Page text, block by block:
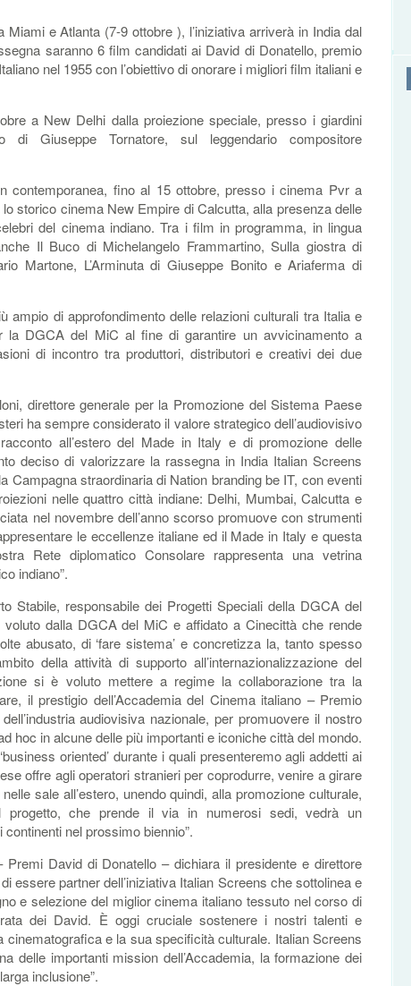
e Atlanta (7-9 ottobre ), l’iniziativa arriverà in India dal
saranno 6 film candidati ai David di Donatello, premio
nel 1955 con l’obiettivo di onorare i migliori film italiani e
a New Delhi dalla proiezione speciale, presso i giardini
di Giuseppe Tornatore, sul leggendario compositore
contemporanea, fino al 15 ottobre, presso i cinema Pvr a
storico cinema New Empire di Calcutta, alla presenza delle
del cinema indiano. Tra i film in programma, in lingua
Il Buco di Michelangelo Frammartino, Sulla giostra di
Martone, L’Arminuta di Giuseppe Bonito e Ariaferma di
ampio di approfondimento delle relazioni culturali tra Italia e
la DGCA del MiC al fine di garantire un avvicinamento a
di incontro tra produttori, distributori e creativi dei due
direttore generale per la Promozione del Sistema Paese
ha sempre considerato il valore strategico dell’audiovisivo
all’estero del Made in Italy e di promozione delle
deciso di valorizzare la rassegna in India Italian Screens
Campagna straordinaria di Nation branding be IT, con eventi
nelle quattro città indiane: Delhi, Mumbai, Calcutta e
nel novembre dell’anno scorso promuove con strumenti
le eccellenze italiane ed il Made in Italy e questa
Rete diplomatico Consolare rappresenta una vetrina
indiano”.
Stabile, responsabile dei Progetti Speciali della DGCA del
dalla DGCA del MiC e affidato a Cinecittà che rende
abusato, di ‘fare sistema’ e concretizza la, tanto spesso
della attività di supporto all’internazionalizzazione del
si è voluto mettere a regime la collaborazione tra la
il prestigio dell’Accademia del Cinema italiano – Premio
audiovisiva nazionale, per promuovere il nostro
hoc in alcune delle più importanti e iconiche città del mondo.
oriented’ durante i quali presenteremo agli addetti ai
offre agli operatori stranieri per coprodurre, venire a girare
sale all’estero, unendo quindi, alla promozione culturale,
progetto, che prende il via in numerosi sedi, vedrà un
nel prossimo biennio”.
Premi David di Donatello – dichiara il presidente e direttore
essere partner dell’iniziativa Italian Screens che sottolinea e
e selezione del miglior cinema italiano tessuto nel corso di
dei David. È oggi cruciale sostenere i nostri talenti e
cinematografica e la sua specificità culturale. Italian Screens
delle importanti mission dell’Accademia, la formazione dei
inclusione”.